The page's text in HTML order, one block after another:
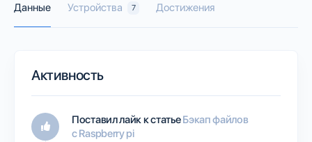
Данные Устройства 7 Достижения
Активность
Поставил лайк к статьеБэкап файлов
с Raspberry pi